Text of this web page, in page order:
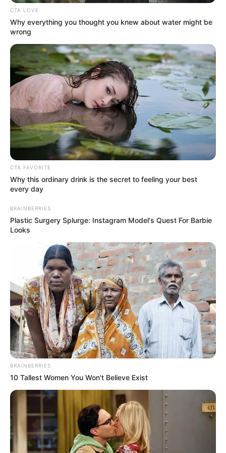
Πότε θα έρθει το ρεύμα στη Χαλκίδα;
Άντρας άφησε την τελευταία του πνοή σε
παραλία κοντά στη Χαλκίδα
Ακολουθήστε το evianews.com στοGoogle
News
ΤΑ ΠΙΟ ΔΗΜΟΦΙΛΗ
CTA LOVE
Why everything you thought you knew about water might be
wrong
CTA FAVORITE
Why this ordinary drink is the secret to feeling your best
every day
BRAINBERRIES
Plastic Surgery Splurge: Instagram Model's Quest For Barbie
Looks
BRAINBERRIES
10 Tallest Women You Won't Believe Exist